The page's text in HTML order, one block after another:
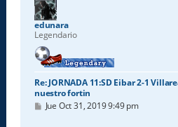
edunara
Legendario
Re: JORNADA 11:SD Eibar 2-1
nuestro fortin
M
Jue Oct 31, 2019 9:49 pm